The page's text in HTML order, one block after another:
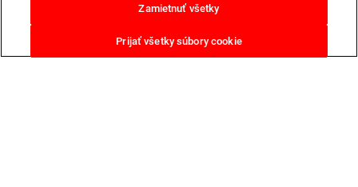
Zamietnuť všetky
Prijať všetky súbory cookie